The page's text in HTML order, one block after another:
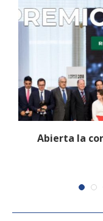
Abierta la